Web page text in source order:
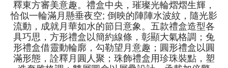
釋東方審美意趣。禮盒中央，璀璨光輪熠熠生輝，
恰似一輪滿月懸垂夜空; 倒映的陣陣水波紋，隨光影
流動，成就月華如水的節日意象。五款禮盒造型各
具巧思，方形禮盒以簡約線條，彰顯大氣格調；兔
形禮盒借靈動輪廓，勾勒望月意趣；圓形禮盒以圓
滿形態，詮釋月圓人聚；珠飾禮盒用珍珠裝點，塑